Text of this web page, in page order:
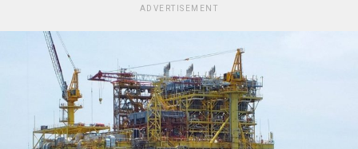
ADVERTISEMENT